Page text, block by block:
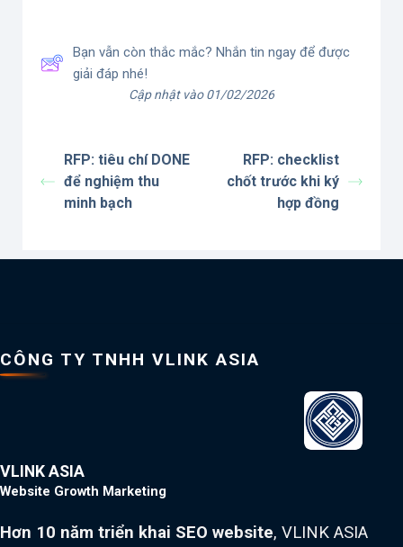
Bạn vẫn còn thắc mắc? Nhắn tin ngay để được
giải đáp nhé!
Cập nhật vào 01/02/2026
RFP: tiêu chí DONE
để nghiệm thu
minh bạch
RFP: checklist
chốt trước khi ký
hợp đồng
CÔNG TY TNHH VLINK ASIA
VLINK ASIA
Website Growth Marketing
Hơn 10 năm triển khai SEO website, VLINK ASIA